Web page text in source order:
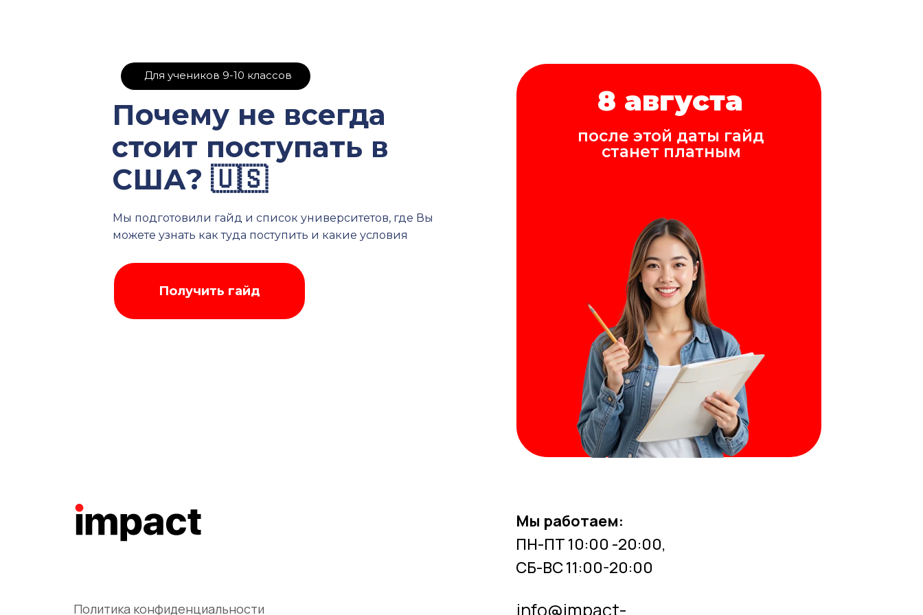
8 августа
после этой даты гайд
станет платным
Для учеников 9-10 классов
Мы подготовили гайд и список университетов, где Вы
можете узнать как туда поступить и какие условия
Почему не всегда
стоит поступать в
США? 🇺🇸
Оставьте заявку и мы вышлем вам
гайд после оставления заявки
Получить гайд
Мы работаем:
ПН-ПТ 10:00 -20:00,
СБ-ВС 11:00-20:00
Политика конфиденциальности info@impact-